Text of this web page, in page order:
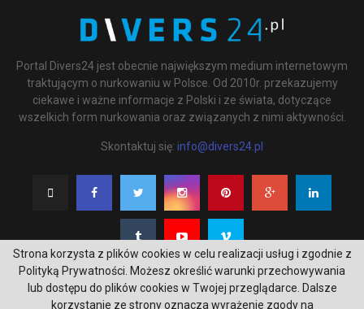
Portal Divers24 jest obecnie największym medium internetowym
traktującym o nurkowaniu w Polsce. Od 2010r. przekazujemy
ciekawe i ważne informacje z Polski i ze świata, dotyczące
wszelkich form nurkowania oraz związanych z nimi aktywności.
Skontaktuj się: info@divers24.pl
Strona korzysta z plików cookies w celu realizacji usług i zgodnie z
Polityką Prywatności. Możesz określić warunki przechowywania
lub dostępu do plików cookies w Twojej przeglądarce. Dalsze
korzystanie ze strony oznacza wyrażenie zgody na